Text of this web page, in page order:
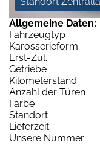
Allgemeine Daten:
Fahrzeugtyp
Karosserieform
Erst-Zul.
Getriebe
Kilometerstand
Anzahl der Türen
Farbe
Standort
Lieferzeit
Unsere Nummer